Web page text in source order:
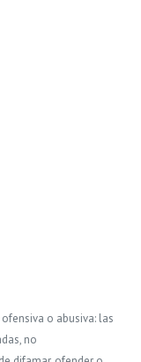
o abusiva: las
no